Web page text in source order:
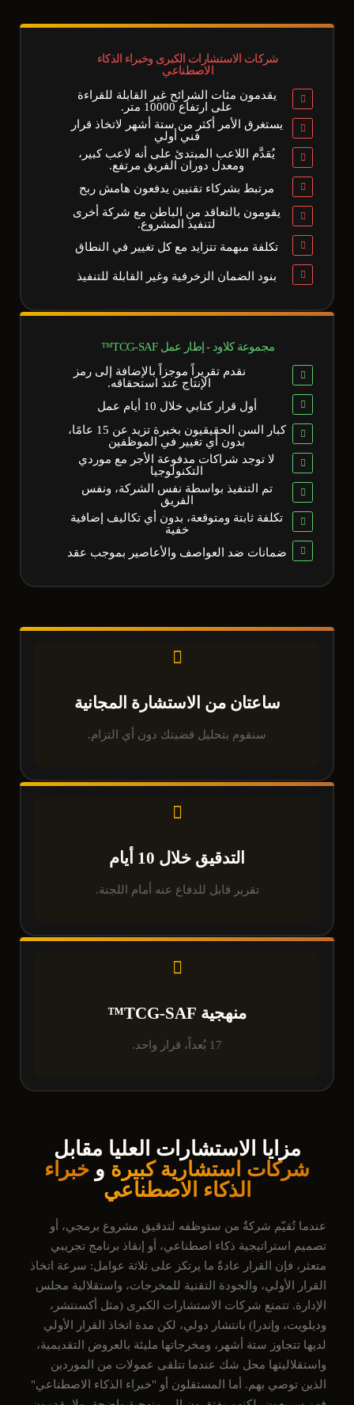
شركات الاستشارات الكبرى وخبراء الذكاء
الاصطناعي
يقدمون مئات الشرائح غير القابلة للقراءة
على ارتفاع 10000 متر.
يستغرق الأمر أكثر من ستة أشهر لاتخاذ قرار
فني أولي
يُقدَّم اللاعب المبتدئ على أنه لاعب كبير،
ومعدل دوران الفريق مرتفع.
مرتبط بشركاء تقنيين يدفعون هامش ربح
يقومون بالتعاقد من الباطن مع شركة أخرى
لتنفيذ المشروع.
تكلفة مبهمة تتزايد مع كل تغيير في النطاق
بنود الضمان الزخرفية وغير القابلة للتنفيذ
مجموعة كلاود - إطار عمل TCG-SAF™
نقدم تقريراً موجزاً بالإضافة إلى رمز
الإنتاج عند استحقاقه.
أول قرار كتابي خلال 10 أيام عمل
كبار السن الحقيقيون بخبرة تزيد عن 15 عامًا،
بدون أي تغيير في الموظفين
لا توجد شراكات مدفوعة الأجر مع موردي
التكنولوجيا
تم التنفيذ بواسطة نفس الشركة، ونفس
الفريق
تكلفة ثابتة ومتوقعة، بدون أي تكاليف إضافية
خفية
ضمانات ضد العواصف والأعاصير بموجب عقد
ساعتان من الاستشارة المجانية
سنقوم بتحليل قضيتك دون أي التزام.
التدقيق خلال 10 أيام
تقرير قابل للدفاع عنه أمام اللجنة.
منهجية TCG-SAF™
17 بُعداً، قرار واحد.
مزايا الاستشارات العليا مقابل
شركات استشارية كبيرة و خبراء
الذكاء الاصطناعي
عندما تُقيّم شركةٌ من ستوظفه لتدقيق مشروع برمجي، أو
تصميم استراتيجية ذكاء اصطناعي، أو إنقاذ برنامج تجريبي
متعثر، فإن القرار عادةً ما يرتكز على ثلاثة عوامل: سرعة اتخاذ
القرار الأولي، والجودة التقنية للمخرجات، واستقلالية مجلس
الإدارة. تتمتع شركات الاستشارات الكبرى (مثل أكسنتشر،
وديلويت، وإندرا) بانتشار دولي، لكن مدة اتخاذ القرار الأولي
لديها تتجاوز ستة أشهر، ومخرجاتها مليئة بالعروض التقديمية،
واستقلاليتها محل شك عندما تتلقى عمولات من الموردين
الذين توصي بهم. أما المستقلون أو "خبراء الذكاء الاصطناعي"